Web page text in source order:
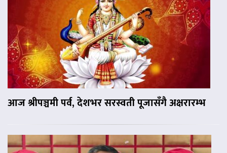
आज श्रीपञ्चमी पर्व, देशभर सरस्वती पूजासँगै अक्षरारम्भ